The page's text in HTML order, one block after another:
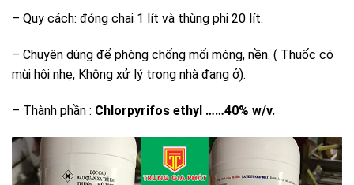
– Quy cách: đóng chai 1 lít và thùng phi 20 lít.
– Chuyên dùng để phòng chống mối móng, nền. ( Thuốc có
mùi hôi nhẹ, Không xử lý trong nhà đang ở).
– Thành phần : Chlorpyrifos ethyl ……40% w/v.